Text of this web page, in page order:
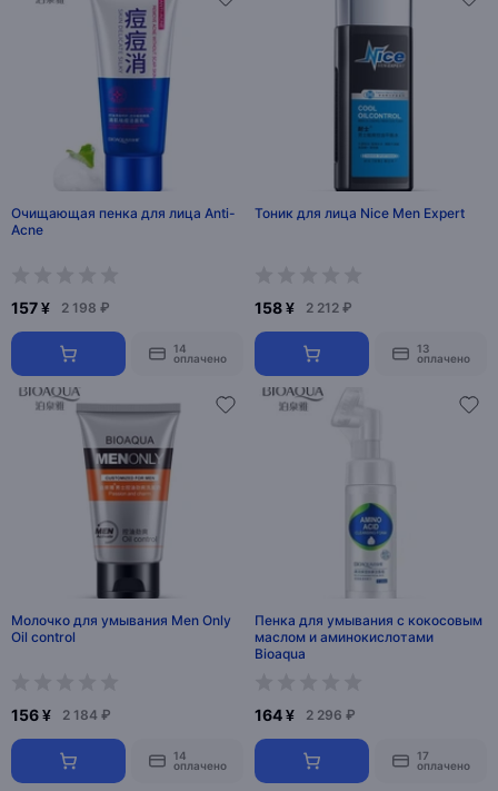
Очищающая пенка для лица Anti-
Acne
157 ¥ 2 198 ₽
14
оплачено
Тоник для лица Nice Men Expert
158 ¥ 2 212 ₽
13
оплачено
Молочко для умывания Men Only
Oil control
156 ¥ 2 184 ₽
14
оплачено
Пенка для умывания с кокосовым
маслом и аминокислотами
Bioaqua
164 ¥ 2 296 ₽
17
оплачено